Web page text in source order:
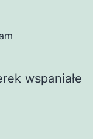
wspaniałe